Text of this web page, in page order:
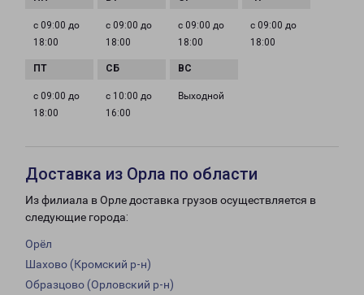
с 09:00 до
18:00
с 09:00 до
18:00
с 09:00 до
18:00
с 09:00 до
18:00
с 09:00 до
18:00
с 10:00 до
16:00
Выходной
Доставка из Орла по области
Из филиала в Орле доставка грузов осуществляется в
следующие города:
Орёл
Шахово (Кромский р-н)
Образцово (Орловский р-н)